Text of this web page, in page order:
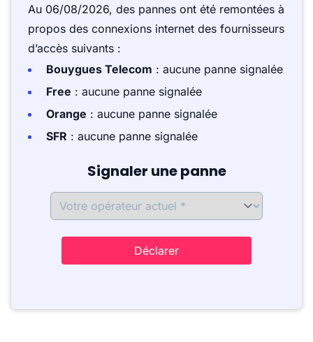
Au 06/08/2026, des pannes ont été remontées à
propos des connexions internet des fournisseurs
d’accès suivants :
Bouygues Telecom : aucune panne signalée
Free : aucune panne signalée
Orange : aucune panne signalée
SFR : aucune panne signalée
Signaler une panne
Déclarer